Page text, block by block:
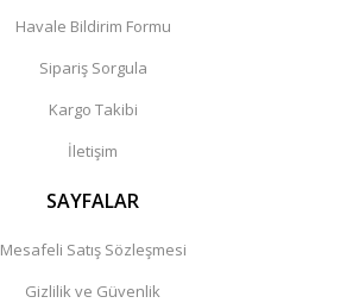
Havale Bildirim Formu
Sipariş Sorgula
Kargo Takibi
İletişim
SAYFALAR
Mesafeli Satış Sözleşmesi
Gizlilik ve Güvenlik